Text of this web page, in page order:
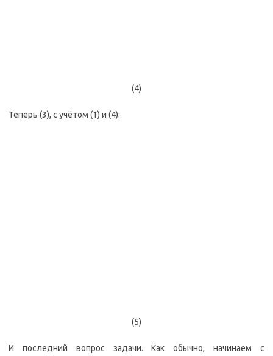
(4)
Теперь (3), с учётом (1) и (4):
(5)
И последний вопрос задачи. Как обычно, начинаем с